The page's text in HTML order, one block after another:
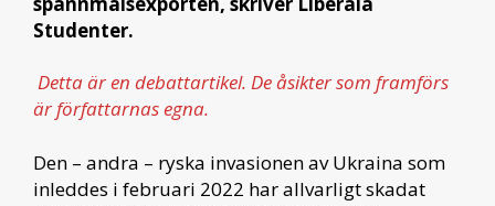
Studenter.
Detta är en debattartikel. De åsikter som framförs
är författarnas egna.
Den – andra – ryska invasionen av Ukraina som
inleddes i februari 2022 har allvarligt skadat